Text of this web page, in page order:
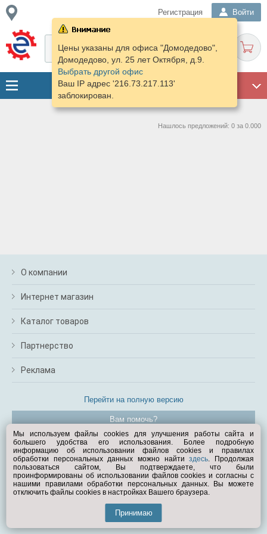
Регистрация Войти
Цены указаны для офиса "Домодедово",
Домодедово, ул. 25 лет Октября, д.9.
Выбрать другой офис
Ваш IP адрес '216.73.217.113'
заблокирован.
Нашлось предложений: 0 за 0.000
О компании
Интернет магазин
Каталог товаров
Партнерство
Реклама
Перейти на полную версию
Вам помочь?
© Exist.ru 1998—2026
Мы используем файлы cookies для улучшения работы сайта и
большего удобства его использования. Более подробную
информацию об использовании файлов cookies и правилах
обработки персональных данных можно найтиздесь. Продолжая
пользоваться сайтом, Вы подтверждаете, что были
проинформированы об использовании файлов cookies и согласны с
нашими правилами обработки персональных данных. Вы можете
отключить файлы cookies в настройках Вашего браузера.
Принимаю